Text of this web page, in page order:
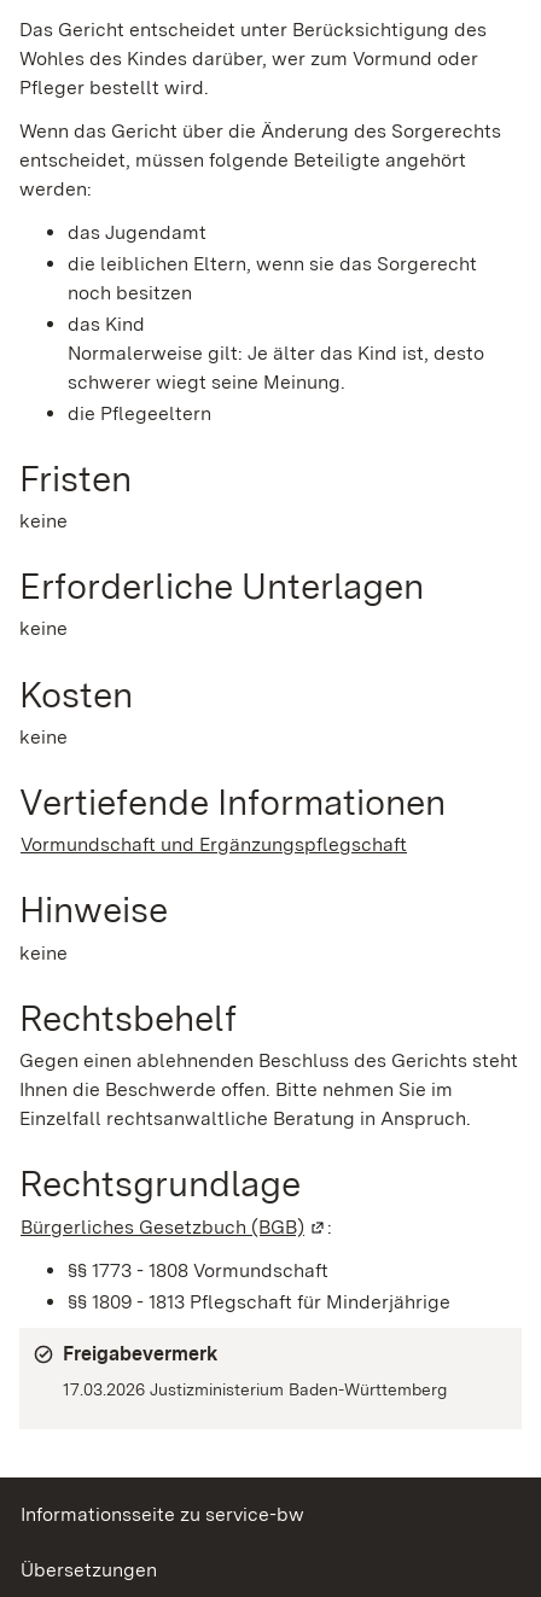
Das Gericht entscheidet unter Berücksichtigung des
Wohles des Kindes darüber, wer zum Vormund oder
Pfleger bestellt wird.
Wenn das Gericht über die Änderung des Sorgerechts
entscheidet, müssen folgende Beteiligte angehört
werden:
das Jugendamt
die leiblichen Eltern, wenn sie das Sorgerecht
noch besitzen
das Kind
Normalerweise gilt: Je älter das Kind ist, desto
schwerer wiegt seine Meinung.
die Pflegeeltern
Fristen
keine
Erforderliche Unterlagen
keine
Kosten
keine
Vertiefende Informationen
Vormundschaft und Ergänzungspflegschaft
Hinweise
keine
Rechtsbehelf
Gegen einen ablehnenden Beschluss des Gerichts steht
Ihnen die Beschwerde offen. Bitte nehmen Sie im
Einzelfall rechtsanwaltliche Beratung in Anspruch.
Rechtsgrundlage
Bürgerliches Gesetzbuch (BGB) (Wird in einem neuen
:
§§ 1773 - 1808 Vormundschaft
§§ 1809 - 1813 Pflegschaft für Minderjährige
Freigabevermerk
17.03.2026 Justizministerium Baden-Württemberg
Informationsseite zu service-bw
Übersetzungen